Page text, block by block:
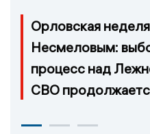
Орловская
Несмеловым:
процесс над
СВО